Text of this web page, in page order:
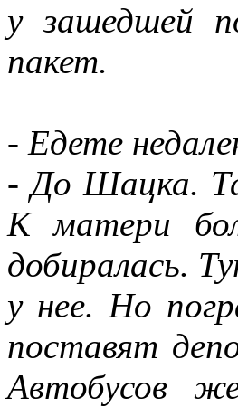
у зашедшей
пакет.
- Едете
- До Шацка.
К матери
добиралась.
у нее. Но
поставят
Автобусов